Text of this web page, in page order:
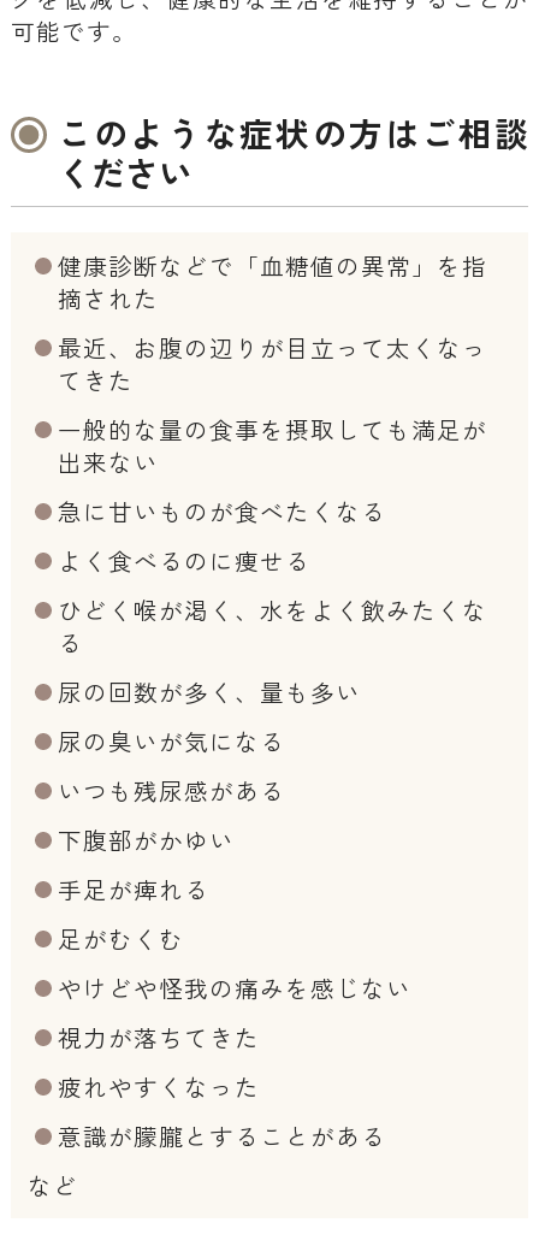
可能です。
このような症状の方はご相談
ください
健康診断などで「血糖値の異常」を指
摘された
最近、お腹の辺りが目立って太くなっ
てきた
一般的な量の食事を摂取しても満足が
出来ない
急に甘いものが食べたくなる
よく食べるのに痩せる
ひどく喉が渇く、水をよく飲みたくな
る
尿の回数が多く、量も多い
尿の臭いが気になる
いつも残尿感がある
下腹部がかゆい
手足が痺れる
足がむくむ
やけどや怪我の痛みを感じない
視力が落ちてきた
疲れやすくなった
意識が朦朧とすることがある
など